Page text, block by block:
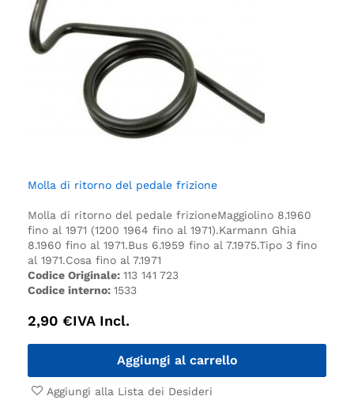
Molla di ritorno del pedale frizione
Molla di ritorno del pedale frizioneMaggiolino 8.1960
fino al 1971 (1200 1964 fino al 1971).Karmann Ghia
8.1960 fino al 1971.Bus 6.1959 fino al 7.1975.Tipo 3 fino
al 1971.Cosa fino al 7.1971
Codice Originale: 113 141 723
Codice interno: 1533
2,90 €IVA Incl.
Aggiungi al carrello
Aggiungi alla Lista dei Desideri